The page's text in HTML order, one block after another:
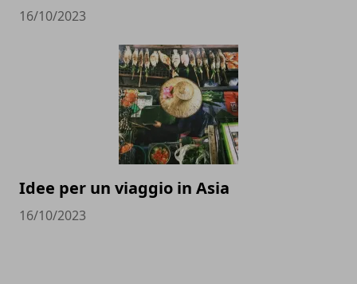
16/10/2023
Idee per un viaggio in Asia
16/10/2023